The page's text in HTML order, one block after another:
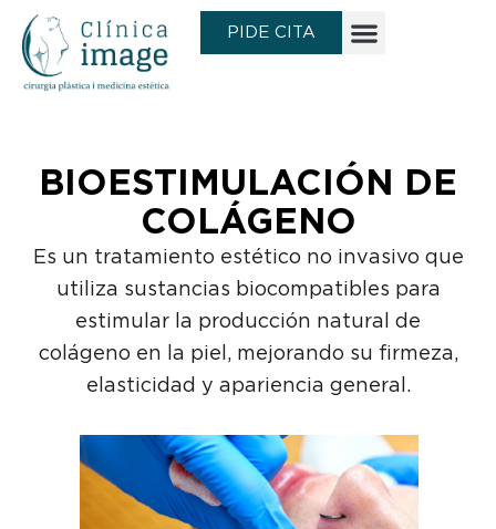
contenido
PIDE CITA
BIOESTIMULACIÓN DE
COLÁGENO
Es un tratamiento estético no invasivo que
utiliza sustancias biocompatibles para
estimular la producción natural de
colágeno en la piel, mejorando su firmeza,
elasticidad y apariencia general.